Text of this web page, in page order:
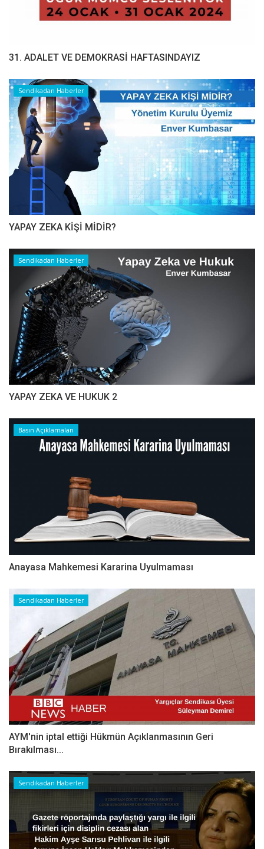
31. ADALET VE DEMOKRASİ HAFTASINDAYIZ
Sendikadan Haberler
YAPAY ZEKA KİŞİ MİDİR?
Sendikadan Haberler
YAPAY ZEKA VE HUKUK 2
Basın Açıklamaları
Anayasa Mahkemesi Kararina Uyulmaması
Sendikadan Haberler
AYM'nin iptal ettiği Hükmün Açıklanmasının Geri
Bırakılması...
Sendikadan Haberler